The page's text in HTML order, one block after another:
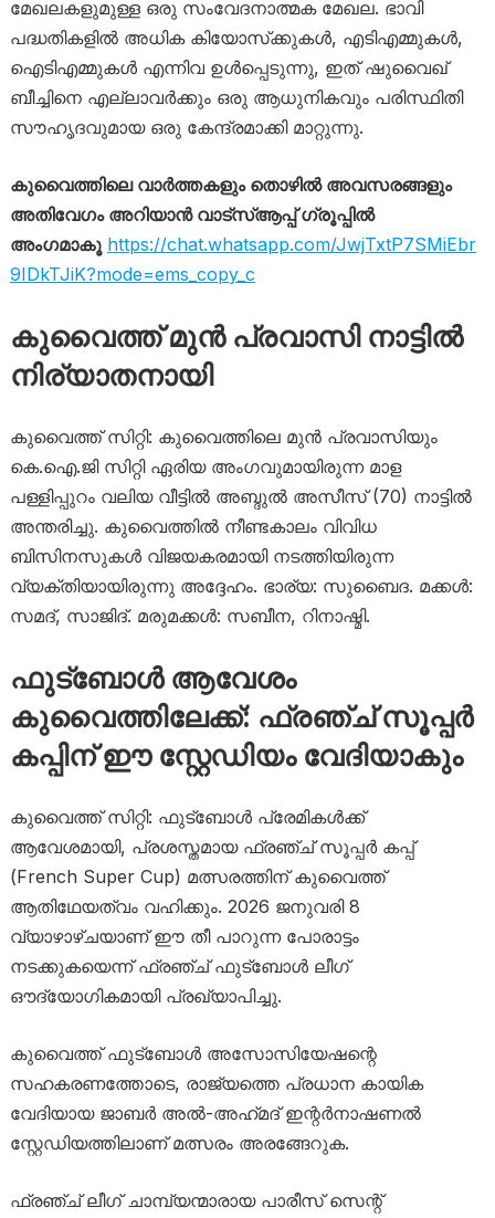
മേഖലകളുമുള്ള ഒരു സംവേദനാത്മക മേഖല. ഭാവി
പദ്ധതികളിൽ അധിക കിയോസ്‌ക്കുകൾ, എടിഎമ്മുകൾ,
ഐടിഎമ്മുകൾ എന്നിവ ഉൾപ്പെടുന്നു, ഇത് ഷുവൈഖ്
ബീച്ചിനെ എല്ലാവർക്കും ഒരു ആധുനികവും പരിസ്ഥിതി
സൗഹൃദവുമായ ഒരു കേന്ദ്രമാക്കി മാറ്റുന്നു.
കുവൈത്തിലെ വാർത്തകളും തൊഴിൽ അവസരങ്ങളും
അതിവേഗം അറിയാൻ വാട്സ്ആപ്പ് ഗ്രൂപ്പിൽ
അംഗമാകൂ https://chat.whatsapp.com/JwjTxtP7SMiEbr
9IDkTJiK?mode=ems_copy_c
കുവൈത്ത് മുൻ പ്രവാസി നാട്ടിൽ
നിര്യാതനായി
കുവൈത്ത് സിറ്റി: കുവൈത്തിലെ മുൻ പ്രവാസിയും
കെ.ഐ.ജി സിറ്റി ഏരിയ അംഗവുമായിരുന്ന മാള
പള്ളിപ്പുറം വലിയ വീട്ടിൽ അബ്ദുൽ അസീസ് (70) നാട്ടിൽ
അന്തരിച്ചു. കുവൈത്തിൽ നീണ്ടകാലം വിവിധ
ബിസിനസുകൾ വിജയകരമായി നടത്തിയിരുന്ന
വ്യക്തിയായിരുന്നു അദ്ദേഹം. ഭാര്യ: സുബൈദ. മക്കൾ:
സമദ്, സാജിദ്. മരുമക്കൾ: സബീന, റിനാഷ്മി.
ഫുട്ബോൾ ആവേശം
കുവൈത്തിലേക്ക്: ഫ്രഞ്ച് സൂപ്പർ
കപ്പിന് ഈ സ്റ്റേഡിയം വേദിയാകും
കുവൈത്ത് സിറ്റി: ഫുട്ബോൾ പ്രേമികൾക്ക്
ആവേശമായി, പ്രശസ്തമായ ഫ്രഞ്ച് സൂപ്പർ കപ്പ്
(French Super Cup) മത്സരത്തിന് കുവൈത്ത്
ആതിഥേയത്വം വഹിക്കും. 2026 ജനുവരി 8
വ്യാഴാഴ്ചയാണ് ഈ തീ പാറുന്ന പോരാട്ടം
നടക്കുകയെന്ന് ഫ്രഞ്ച് ഫുട്ബോൾ ലീഗ്
ഔദ്യോഗികമായി പ്രഖ്യാപിച്ചു.
കുവൈത്ത് ഫുട്ബോൾ അസോസിയേഷന്റെ
സഹകരണത്തോടെ, രാജ്യത്തെ പ്രധാന കായിക
വേദിയായ ജാബർ അൽ-അഹ്‌മദ് ഇന്റർനാഷണൽ
സ്റ്റേഡിയത്തിലാണ് മത്സരം അരങ്ങേറുക.
ഫ്രഞ്ച് ലീഗ് ചാമ്പ്യന്മാരായ പാരീസ് സെന്റ്